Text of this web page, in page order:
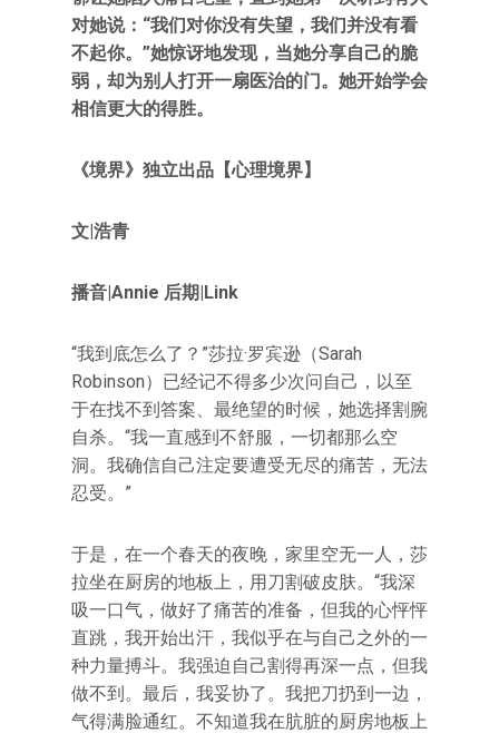
对她说：“我们对你没有失望，我们并没有看
不起你。”她惊讶地发现，当她分享自己的脆
弱，却为别人打开一扇医治的门。她开始学会
相信更大的得胜。
《境界》独立出品【心理境界】
文|浩青
播音|Annie 后期|Link
“我到底怎么了？”莎拉·罗宾逊（Sarah
Robinson）已经记不得多少次问自己，以至
于在找不到答案、最绝望的时候，她选择割腕
自杀。“我一直感到不舒服，一切都那么空
洞。我确信自己注定要遭受无尽的痛苦，无法
忍受。”
于是，在一个春天的夜晚，家里空无一人，莎
拉坐在厨房的地板上，用刀割破皮肤。“我深
吸一口气，做好了痛苦的准备，但我的心怦怦
直跳，我开始出汗，我似乎在与自己之外的一
种力量搏斗。我强迫自己割得再深一点，但我
做不到。最后，我妥协了。我把刀扔到一边，
气得满脸通红。不知道我在肮脏的厨房地板上